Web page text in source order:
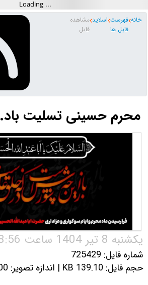
خانه فهرست
فایل ها
اسلاید مشاهده
فایل
محرم حسینی تسلیت باد. 2
یکشنبه 8 تیر 1404 ساعت 8:56
شماره فایل: 725429
حجم فایل: 139.10 KB | اندازه تصویر: 1200 * 600